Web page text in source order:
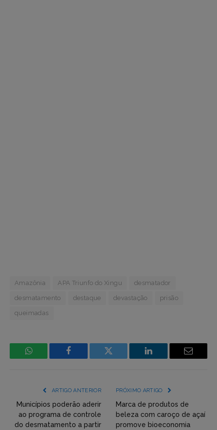
Amazônia APA Triunfo do Xingu desmatador
desmatamento destaque devastação prisão
queimadas
WhatsApp Facebook
Incorpore
(YouTube,
Twitter,
LinkedIn Email
ARTIGO ANTERIOR
Municípios poderão aderir
ao programa de controle
do desmatamento a partir
PRÓXIMO ARTIGO
Marca de produtos de
beleza com caroço de açaí
promove bioeconomia